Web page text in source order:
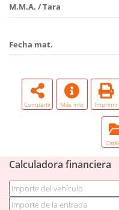
M.M.A. / Tara
Fecha mat.
Compartir Más info Imprimir
Calculadora financiera